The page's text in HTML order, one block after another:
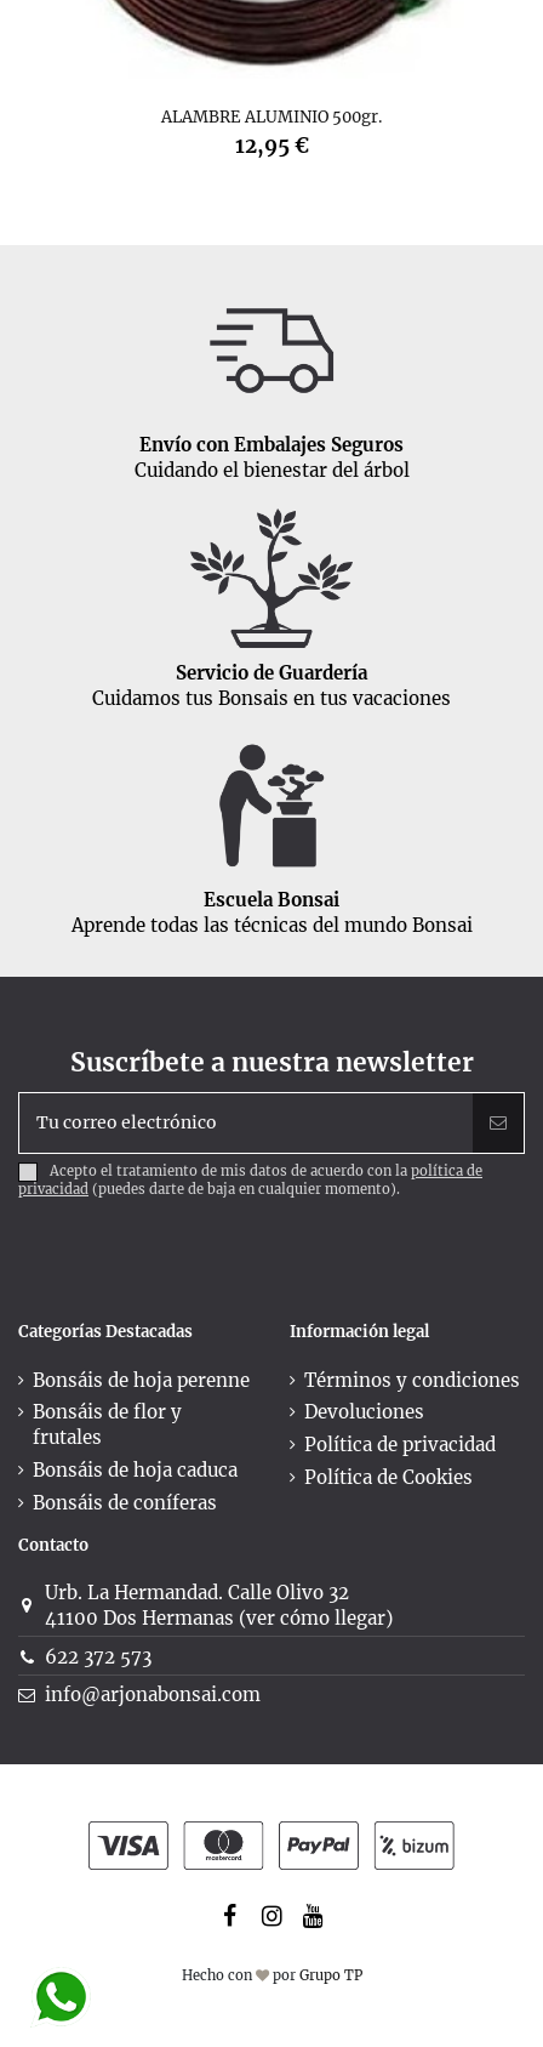
ALAMBRE ALUMINIO 500gr.
12,95 €
Envío con Embalajes Seguros
Cuidando el bienestar del árbol
Servicio de Guardería
Cuidamos tus Bonsais en tus vacaciones
Escuela Bonsai
Aprende todas las técnicas del mundo Bonsai
Suscríbete a nuestra newsletter
Acepto el tratamiento de mis datos de acuerdo con la política de
privacidad (puedes darte de baja en cualquier momento).
Categorías Destacadas
Bonsáis de hoja perenne
Bonsáis de flor y
frutales
Bonsáis de hoja caduca
Bonsáis de coníferas
Información legal
Términos y condiciones
Devoluciones
Política de privacidad
Política de Cookies
Contacto
Urb. La Hermandad. Calle Olivo 32
41100 Dos Hermanas (ver cómo llegar)
622 372 573
info@arjonabonsai.com
Hecho con por Grupo TP